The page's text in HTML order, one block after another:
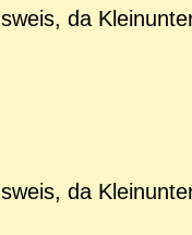
da
da